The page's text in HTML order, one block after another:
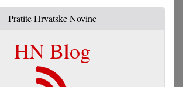
Pratite Hrvatske Novine
HN Blog